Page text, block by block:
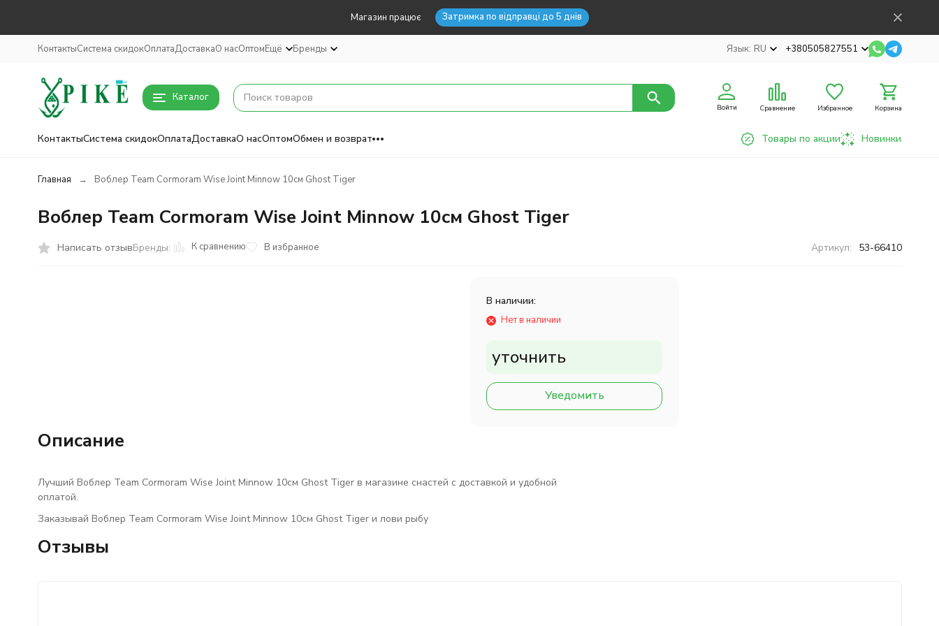
Магазин працює Затримка по відправці до 5 днів
КонтактыСистема скидокОплатаДоставкаО насОптомЕщё Бренды Язык: RU +380505827551
Каталог
Войти Сравнение Избранное Корзина
КонтактыСистема скидокОплатаДоставкаО насОптомОбмен и возврат Товары по акции Новинки
Главная Воблер Team Cormoram Wise Joint Minnow 10см Ghost Tiger
Воблер Team Cormoram Wise Joint Minnow 10см Ghost Tiger
Написать отзывБренды: К сравнению В избранное Артикул: 53-66410
В наличии:
Нет в наличии
уточнить
Уведомить
Описание
Лучший Воблер Team Cormoram Wise Joint Minnow 10см Ghost Tiger в магазине снастей с доставкой и удобной
оплатой.
Заказывай Воблер Team Cormoram Wise Joint Minnow 10см Ghost Tiger и лови рыбу
Отзывы